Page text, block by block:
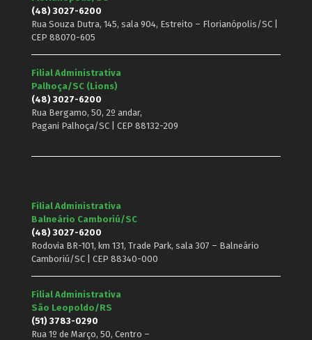
(48) 3027-6200
Rua Souza Dutra, 145, sala 904, Estreito – Florianópolis/SC |
CEP 88070-605
Filial Administrativa
Palhoça/SC (Lions)
(48) 3027-6200
Rua Bergamo, 50, 2º andar,
Pagani Palhoça/SC | CEP 88132-209
Filial Administrativa
Balneário Camboriú/SC
(48) 3027-6200
Rodovia BR-101, km 131, Trade Park, sala 307 – Balneário
Camboriú/SC | CEP 88340-000
Filial Administrativa
São Leopoldo/RS
(51) 3783-0290
Rua 1º de Março, 50, Centro –